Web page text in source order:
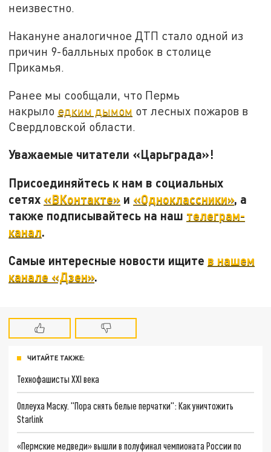
неизвестно.
Накануне аналогичное ДТП стало одной из
причин 9-балльных пробок в столице
Прикамья.
Ранее мы сообщали, что Пермь
накрыло едким дымом от лесных пожаров в
Свердловской области.
Уважаемые читатели «Царьграда»!
Присоединяйтесь к нам в социальных
сетях «ВКонтакте» и «Одноклассники», а
также подписывайтесь на наш телеграм-
канал.
Самые интересные новости ищите в нашем
канале «Дзен».
ЧИТАЙТЕ ТАКЖЕ:
Технофашисты XXI века
Оплеуха Маску. "Пора снять белые перчатки": Как уничтожить
Starlink
«Пермские медведи» вышли в полуфинал чемпионата России по